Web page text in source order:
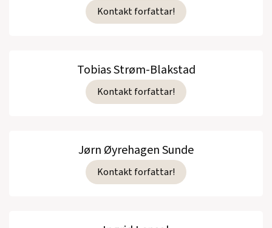
Kontakt forfattar!
Tobias Strøm-Blakstad
Kontakt forfattar!
Jørn Øyrehagen Sunde
Kontakt forfattar!